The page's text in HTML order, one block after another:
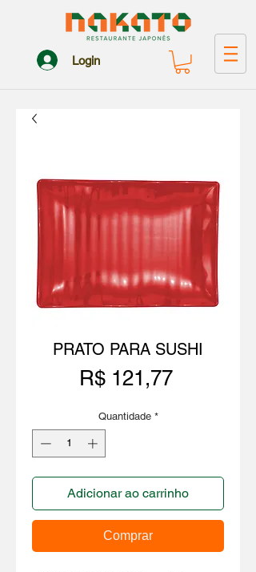
Login
PRATO PARA SUSHI
R$ 121,77Preço
Quantidade *
Adicionar ao carrinho
Comprar